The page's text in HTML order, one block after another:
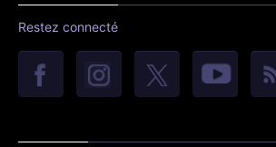
Restez connecté